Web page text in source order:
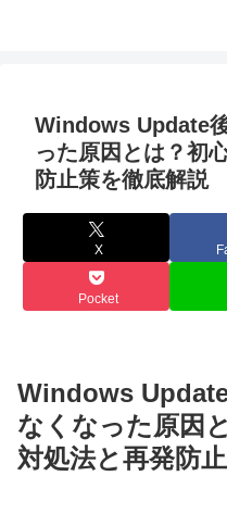
Windows Update
った原因とは？初
防止策を徹底解説
X
Pocket
Windows
なくなった原因
対処法と再発防